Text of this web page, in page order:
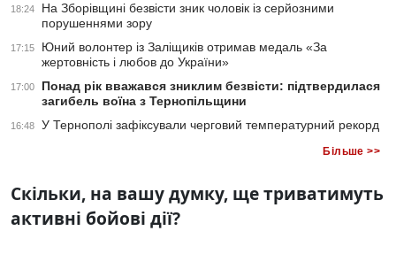
18:24
На Зборівщині безвісти зник чоловік із серйозними
порушеннями зору
17:15
Юний волонтер із Заліщиків отримав медаль «За
жертовність і любов до України»
17:00
Понад рік вважався зниклим безвісти: підтвердилася
загибель воїна з Тернопільщини
16:48 У Тернополі зафіксували черговий температурний рекорд
Більше >>
Скільки, на вашу думку, ще триватимуть
активні бойові дії?